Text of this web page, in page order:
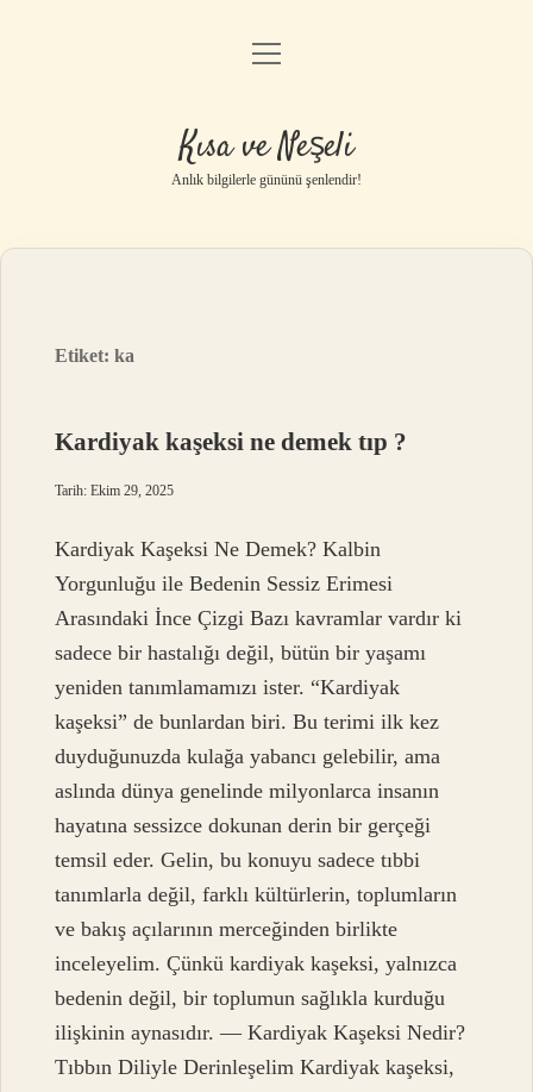
Anasayfa
Yasal Uyarı
menüyü
Kısa ve Neşeli
Anlık bilgilerle gününü şenlendir!
Etiket:ka
Kardiyak kaşeksi ne demek tıp ?
Tarih: Ekim 29, 2025
Kardiyak Kaşeksi Ne Demek? Kalbin
Yorgunluğu ile Bedenin Sessiz Erimesi
Arasındaki İnce Çizgi Bazı kavramlar vardır ki
sadece bir hastalığı değil, bütün bir yaşamı
yeniden tanımlamamızı ister. “Kardiyak
kaşeksi” de bunlardan biri. Bu terimi ilk kez
duyduğunuzda kulağa yabancı gelebilir, ama
aslında dünya genelinde milyonlarca insanın
hayatına sessizce dokunan derin bir gerçeği
temsil eder. Gelin, bu konuyu sadece tıbbi
tanımlarla değil, farklı kültürlerin, toplumların
ve bakış açılarının merceğinden birlikte
inceleyelim. Çünkü kardiyak kaşeksi, yalnızca
bedenin değil, bir toplumun sağlıkla kurduğu
ilişkinin aynasıdır. — Kardiyak Kaşeksi Nedir?
Tıbbın Diliyle Derinleşelim Kardiyak kaşeksi,